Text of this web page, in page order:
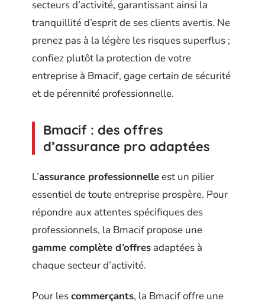
secteurs d’activité, garantissant ainsi la
tranquillité d’esprit de ses clients avertis. Ne
prenez pas à la légère les risques superflus ;
confiez plutôt la protection de votre
entreprise à Bmacif, gage certain de sécurité
et de pérennité professionnelle.
Bmacif : des offres
d’assurance pro adaptées
L’assurance professionnelleest un pilier
essentiel de toute entreprise prospère. Pour
répondre aux attentes spécifiques des
professionnels, la Bmacif propose une
gamme complète d’offres adaptées à
chaque secteur d’activité.
Pour lescommerçants, la Bmacif offre une